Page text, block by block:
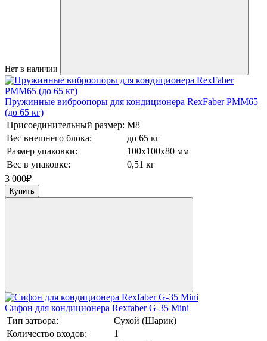
Нет в наличии
Пружинные виброопоры для кондиционера RexFaber PMM65
(до 65 кг)
Присоединительный размер: М8
Вес внешнего блока:
до 65 кг
Размер упаковки:
100х100х80 мм
Вес в упаковке:
0,51 кг
3 000₽
Купить
Сифон для кондиционера Rexfaber G-35 Mini
Тип затвора:
Сухой (Шарик)
Количество входов:
1